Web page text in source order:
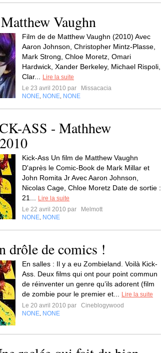
Vaughn
Film de de Matthew Vaughn (2010) Avec
Aaron Johnson, Christopher Mintz-Plasse,
Mark Strong, Chloe Moretz, Omari
Hardwick, Xander Berkeley, Michael Rispoli,
Clar...
Lire la suite
Le 23 avril 2010 par
Missacacia
NONE NONE NONE
ASS - Mathhew
Kick-Ass Un film de Matthew Vaughn
D'après le Comic-Book de Mark Millar et
John Romita Jr Avec Aaron Johnson,
Nicolas Cage, Chloe Moretz Date de sortie :
21...
Lire la suite
Le 22 avril 2010 par
Melmott
NONE NONE
drôle de comics !
En salles : Il y a eu Zombieland. Voilà Kick-
Ass. Deux films qui ont pour point commun
de réinventer un genre qu’ils adorent (film
de zombie pour le premier et...
Lire la suite
Le 20 avril 2010 par
Cineblogywood
NONE NONE